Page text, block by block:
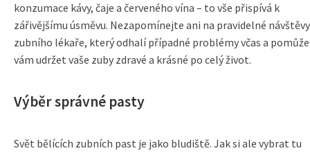
konzumace kávy, čaje a červeného vína – to vše přispívá k
zářivějšímu úsměvu. Nezapomínejte ani na pravidelné návštěvy
zubního lékaře, který odhalí případné problémy včas a pomůže
vám udržet vaše zuby zdravé a krásné po celý život.
Výběr správné pasty
Svět bělících zubních past je jako bludiště. Jak si ale vybrat tu